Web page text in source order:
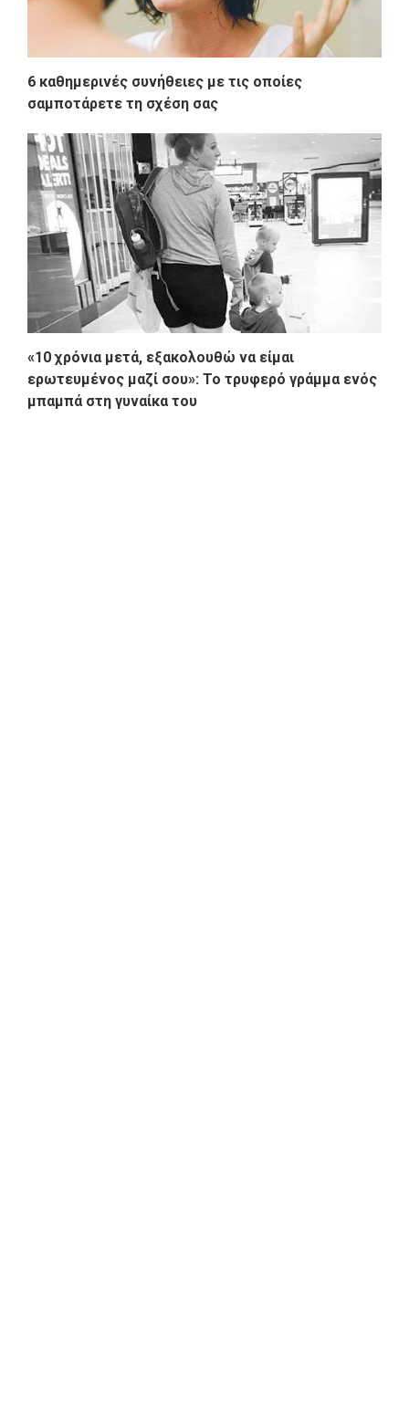
6 καθημερινές συνήθειες με τις οποίες
σαμποτάρετε τη σχέση σας
«10 χρόνια μετά, εξακολουθώ να είμαι
ερωτευμένος μαζί σου»: Το τρυφερό γράμμα ενός
μπαμπά στη γυναίκα του